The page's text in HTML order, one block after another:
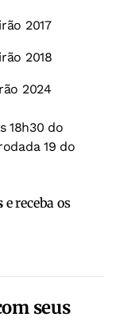
2017
2018
2024
18h30 do
19 do
e receba os
seus